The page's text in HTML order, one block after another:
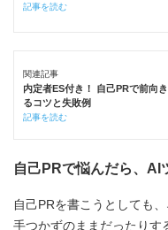
記事を読む
関連記事
内定者ES付き！ 自己PRで前向
るコツと失敗例
記事を読む
自己PRで悩んだら、AI
自己PRを書こうとしても
手つかずのままだったりす